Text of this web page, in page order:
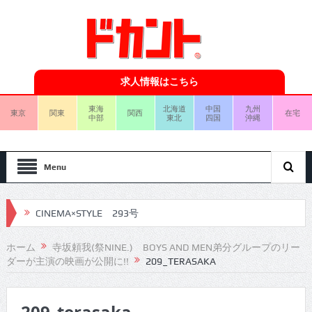
求人情報はこちら
東京 関東
東海
中部
関西
北海道
東北
中国
四国
九州
沖縄
在宅
Menu
CINEMA×STYLE 293号
CINEMA×STYLE 292号
CINEMA×STYLE 291号
CINEMA×STYLE 290号
ホーム
寺坂頼我(祭NINE.) BOYS AND MEN弟分グループのリー
ダーが主演の映画が公開に!!
209_TERASAKA